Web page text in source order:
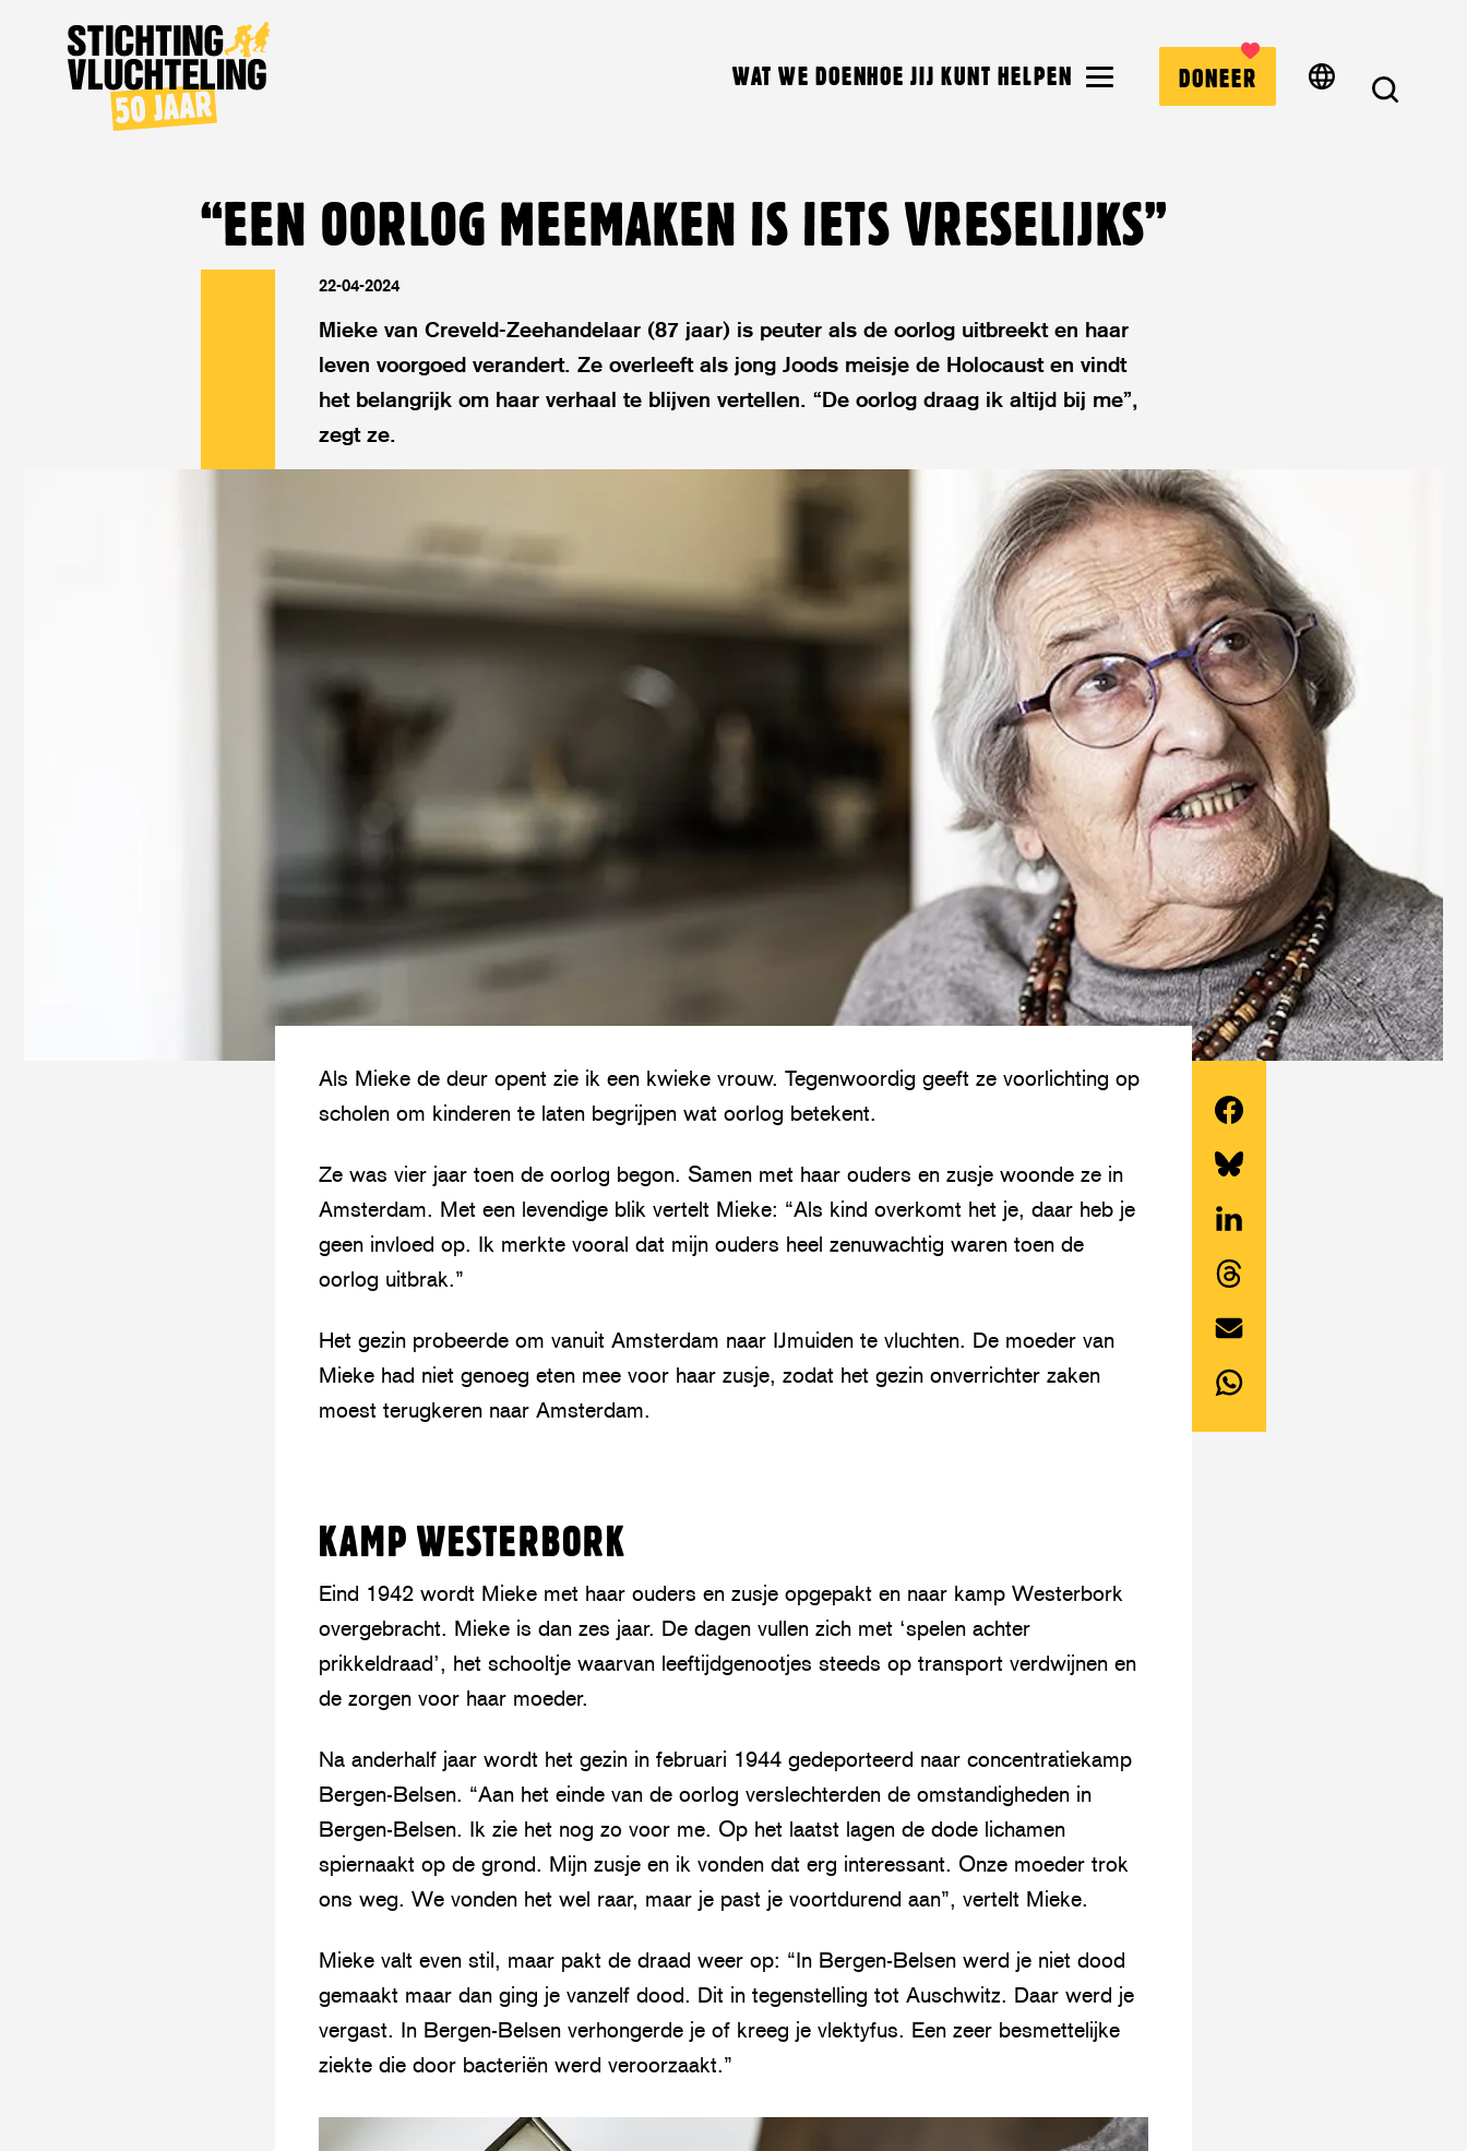
WAT WE DOENHOE JIJ KUNT HELPEN DONEER
ZOEK
“EEN OORLOG MEEMAKEN IS IETS VRESELIJKS”
22-04-2024
Mieke van Creveld-Zeehandelaar (87 jaar) is peuter als de oorlog uitbreekt en haar
leven voorgoed verandert. Ze overleeft als jong Joods meisje de Holocaust en vindt
het belangrijk om haar verhaal te blijven vertellen. “De oorlog draag ik altijd bij me”,
zegt ze.
dit
artikel
Facebook
this
article
Twitter/Bluesky
dit
artikel
LinkedIn
this
article
dit
artikel
Als Mieke de deur opent zie ik een kwieke vrouw. Tegenwoordig geeft ze voorlichting op
scholen om kinderen te laten begrijpen wat oorlog betekent.
Ze was vier jaar toen de oorlog begon. Samen met haar ouders en zusje woonde ze in
Amsterdam. Met een levendige blik vertelt Mieke: “Als kind overkomt het je, daar heb je
geen invloed op. Ik merkte vooral dat mijn ouders heel zenuwachtig waren toen de
oorlog uitbrak.”
Het gezin probeerde om vanuit Amsterdam naar IJmuiden te vluchten. De moeder van
Mieke had niet genoeg eten mee voor haar zusje, zodat het gezin onverrichter zaken
moest terugkeren naar Amsterdam.
Bekijk de video
y
KAMP WESTERBORK
Eind 1942 wordt Mieke met haar ouders en zusje opgepakt en naar kamp Westerbork
overgebracht. Mieke is dan zes jaar. De dagen vullen zich met ‘spelen achter
prikkeldraad’, het schooltje waarvan leeftijdgenootjes steeds op transport verdwijnen en
de zorgen voor haar moeder.
Na anderhalf jaar wordt het gezin in februari 1944 gedeporteerd naar concentratiekamp
Bergen-Belsen. “Aan het einde van de oorlog verslechterden de omstandigheden in
Bergen-Belsen. Ik zie het nog zo voor me. Op het laatst lagen de dode lichamen
spiernaakt op de grond. Mijn zusje en ik vonden dat erg interessant. Onze moeder trok
ons weg. We vonden het wel raar, maar je past je voortdurend aan”, vertelt Mieke.
Mieke valt even stil, maar pakt de draad weer op: “In Bergen-Belsen werd je niet dood
gemaakt maar dan ging je vanzelf dood. Dit in tegenstelling tot Auschwitz. Daar werd je
vergast. In Bergen-Belsen verhongerde je of kreeg je vlektyfus. Een zeer besmettelijke
ziekte die door bacteriën werd veroorzaakt.”